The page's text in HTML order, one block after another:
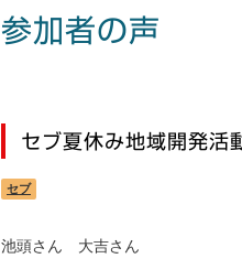
参加者の声
セブ夏休み地域開発活
セブ
池頭さん 大吉さん